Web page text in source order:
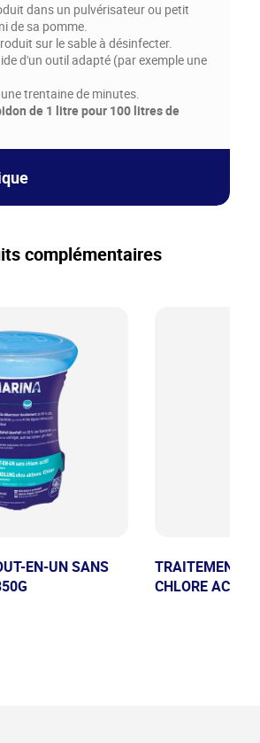
dans un pulvérisateur ou petit
de sa pomme.
sur le sable à désinfecter.
d'un outil adapté (par exemple une
trentaine de minutes.
de 1 litre pour 100 litres de
À
complémentaires
EN-UN SANS
TRAITEMENT
CHLORE ACTIF